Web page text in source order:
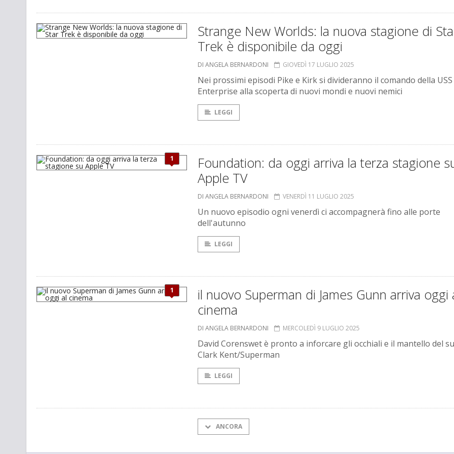
Strange New Worlds: la nuova stagione di
Trek è disponibile da oggi
DI ANGELA BERNARDONI GIOVEDÌ 17 LUGLIO 2025
Nei prossimi episodi Pike e Kirk si divideranno il comando della USS
Enterprise alla scoperta di nuovi mondi e nuovi nemici
LEGGI
1
Foundation: da oggi arriva la terza stagione
Apple TV
DI ANGELA BERNARDONI VENERDÌ 11 LUGLIO 2025
Un nuovo episodio ogni venerdì ci accompagnerà fino alle porte
dell'autunno
LEGGI
1
il nuovo Superman di James Gunn arriva oggi
cinema
DI ANGELA BERNARDONI MERCOLEDÌ 9 LUGLIO 2025
David Corenswet è pronto a inforcare gli occhiali e il mantello del
Clark Kent/Superman
LEGGI
ANCORA